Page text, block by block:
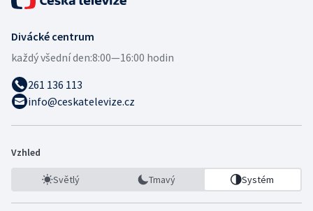
Divácké centrum
každý všední den:8:00—16:00 hodin
261 136 113
info@ceskatelevize.cz
Vzhled
Světlý Tmavý Systém